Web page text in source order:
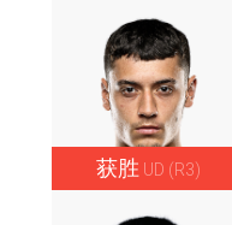
获胜 UD (R3)